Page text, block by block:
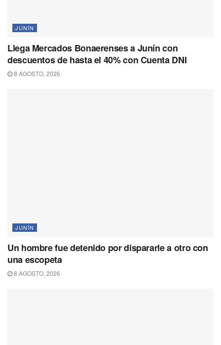
JUNÍN
Llega Mercados Bonaerenses a Junín con
descuentos de hasta el 40% con Cuenta DNI
8 AGOSTO, 2026
JUNÍN
Un hombre fue detenido por dispararle a otro con
una escopeta
8 AGOSTO, 2026